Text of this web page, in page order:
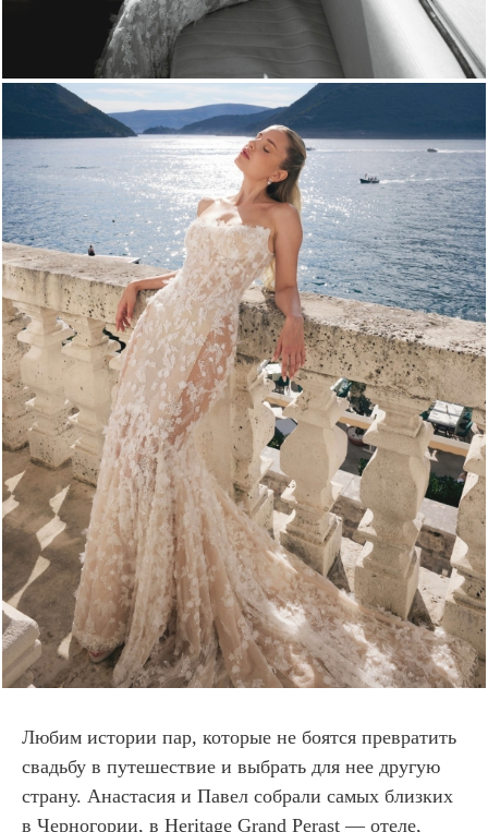
Любим истории пар, которые не боятся превратить
свадьбу в путешествие и выбрать для нее другую
страну. Анастасия и Павел собрали самых близких
в Черногории, в Heritage Grand Perast — отеле,